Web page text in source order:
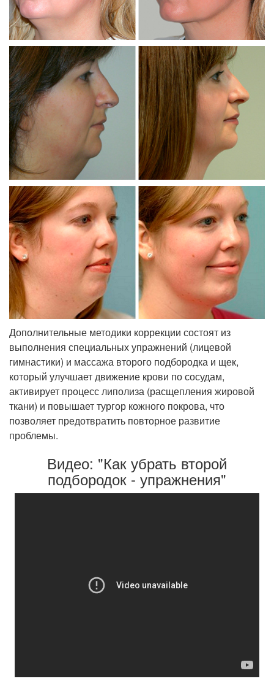
Дополнительные методики коррекции состоят из
выполнения специальных упражнений (лицевой
гимнастики) и массажа второго подбородка и щек,
который улучшает движение крови по сосудам,
активирует процесс липолиза (расщепления жировой
ткани) и повышает тургор кожного покрова, что
позволяет предотвратить повторное развитие
проблемы.
Видео: "Как убрать второй
подбородок - упражнения"